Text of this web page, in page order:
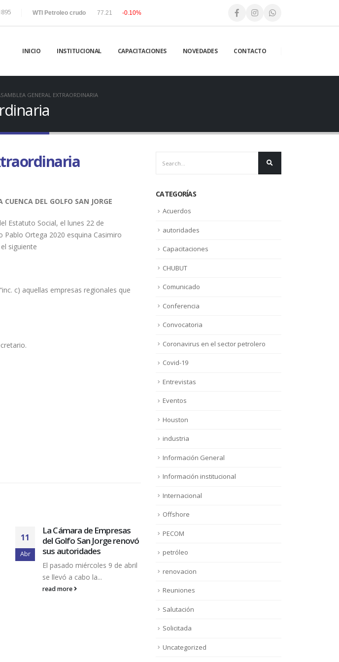
WTI Petroleo crudo 77.21 -0.10%
INICIO INSTITUCIONAL CAPACITACIONES NOVEDADES CONTACTO
GENERAL EXTRAORDINARIA
CUENCA DEL GOLFO SAN JORGE
Estatuto Social, el lunes 22 de
Pablo Ortega 2020 esquina Casimiro
siguiente
c) aquellas empresas regionales que
11
Abr
La Cámara de Empresas
del Golfo San Jorge renovó
sus autoridades
El pasado miércoles 9 de abril
se llevó a cabo la...
read more
18
Ago
Reunión Comité de Crisis
Sanitaria Covid-19
RESUMEN INFORMATIVO DE
PARTICIPO NUESTRA
CATEGORÍAS
Acuerdos
autoridades
Capacitaciones
CHUBUT
Comunicado
Conferencia
Convocatoria
Coronavirus en el sector petrolero
Covid-19
Entrevistas
Eventos
Houston
industria
Información General
Información institucional
Internacional
Offshore
PECOM
petróleo
renovacion
Reuniones
Salutación
Solicitada
Uncategorized